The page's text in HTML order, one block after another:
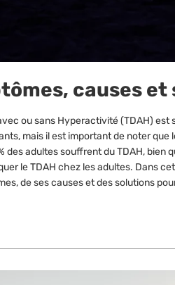
causes
ou sans Hyperactivité (TDAH)
mais il est important de noter que
des adultes souffrent du TDAH,
le TDAH chez les adultes. Dans
de ses causes et des solutions